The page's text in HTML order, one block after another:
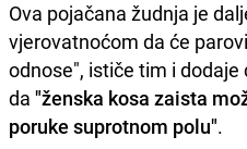
Ova pojačana žudnja je
vjerovatnoćom da će
odnose", ističe tim i
da "ženska kosa zaista
poruke suprotnom polu".